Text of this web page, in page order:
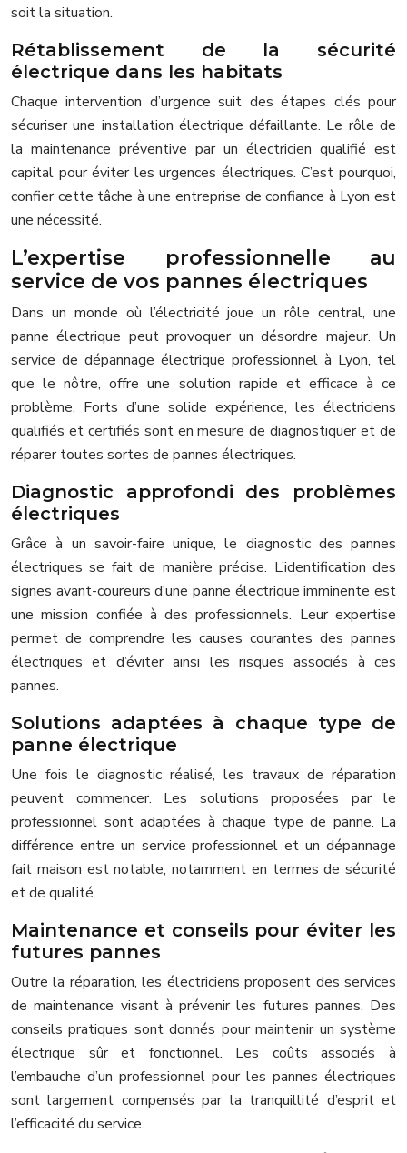
soit la situation.
Rétablissement de la sécurité
électrique dans les habitats
Chaque intervention d’urgence suit des étapes clés pour
sécuriser une installation électrique défaillante. Le rôle de
la maintenance préventive par un électricien qualifié est
capital pour éviter les urgences électriques. C’est pourquoi,
confier cette tâche à une entreprise de confiance à Lyon est
une nécessité.
L’expertise professionnelle au
service de vos pannes électriques
Dans un monde où l’électricité joue un rôle central, une
panne électrique peut provoquer un désordre majeur. Un
service de dépannage électrique professionnel à Lyon, tel
que le nôtre, offre une solution rapide et efficace à ce
problème. Forts d’une solide expérience, les électriciens
qualifiés et certifiés sont en mesure de diagnostiquer et de
réparer toutes sortes de pannes électriques.
Diagnostic approfondi des problèmes
électriques
Grâce à un savoir-faire unique, le diagnostic des pannes
électriques se fait de manière précise. L’identification des
signes avant-coureurs d’une panne électrique imminente est
une mission confiée à des professionnels. Leur expertise
permet de comprendre les causes courantes des pannes
électriques et d’éviter ainsi les risques associés à ces
pannes.
Solutions adaptées à chaque type de
panne électrique
Une fois le diagnostic réalisé, les travaux de réparation
peuvent commencer. Les solutions proposées par le
professionnel sont adaptées à chaque type de panne. La
différence entre un service professionnel et un dépannage
fait maison est notable, notamment en termes de sécurité
et de qualité.
Maintenance et conseils pour éviter les
futures pannes
Outre la réparation, les électriciens proposent des services
de maintenance visant à prévenir les futures pannes. Des
conseils pratiques sont donnés pour maintenir un système
électrique sûr et fonctionnel. Les coûts associés à
l’embauche d’un professionnel pour les pannes électriques
sont largement compensés par la tranquillité d’esprit et
l’efficacité du service.